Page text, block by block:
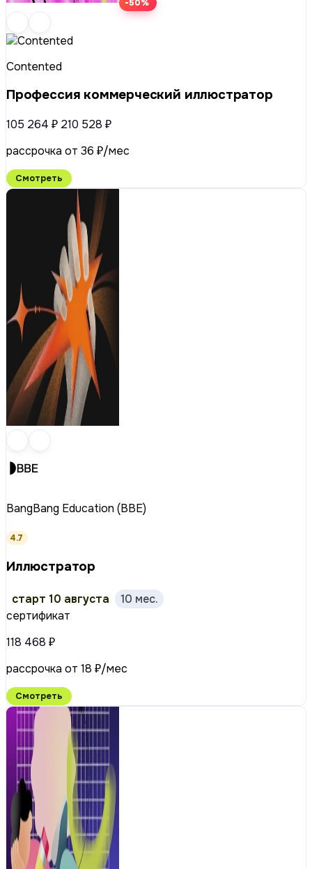
-50%
Contented
Профессия коммерческий иллюстратор
105 264 ₽ 210 528 ₽
рассрочка от 36 ₽/мес
Смотреть
BangBang Education (BBE)
4.7
Иллюстратор
старт 10 августа
10 мес.
сертификат
118 468 ₽
рассрочка от 18 ₽/мес
Смотреть